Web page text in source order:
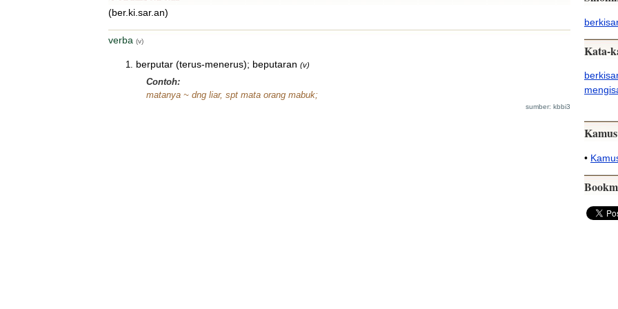
(ber.ki.sar.an)
verba (v)
berputar (terus-menerus); beputaran (v)
Contoh:
matanya ~ dng liar, spt mata orang mabuk;
sumber: kbbi3
Kata-
berkisar
•